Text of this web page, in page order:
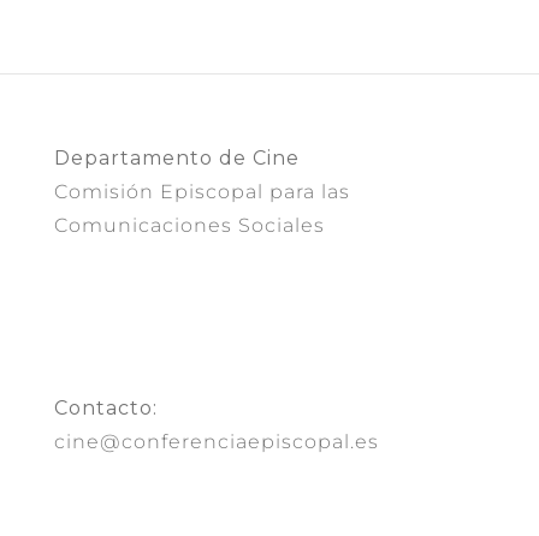
Departamento de Cine
Comisión Episcopal para las
Comunicaciones Sociales
Contacto:
cine@conferenciaepiscopal.es